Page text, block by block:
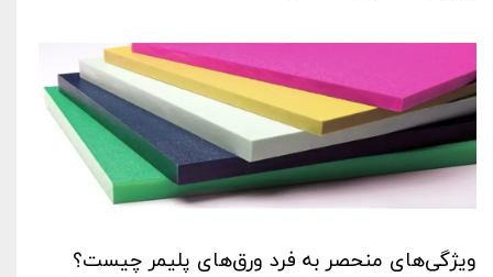
ویژگی‌های منحصر به فرد ورق‌های پلیمر چیست؟